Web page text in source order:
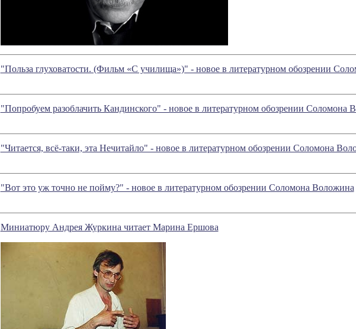
"Польза глуховатости. (Фильм «С училища»)" - новое в литературном обозрении
"Попробуем разоблачить Кандинского" - новое в литературном обозрении Соломона
"Читается, всё-таки, эта Нечитайло" - новое в литературном обозрении Соломона
"Вот это уж точно не пойму?" - новое в литературном обозрении Соломона Воложина
Миниатюру Андрея Журкина читает Марина Ершова